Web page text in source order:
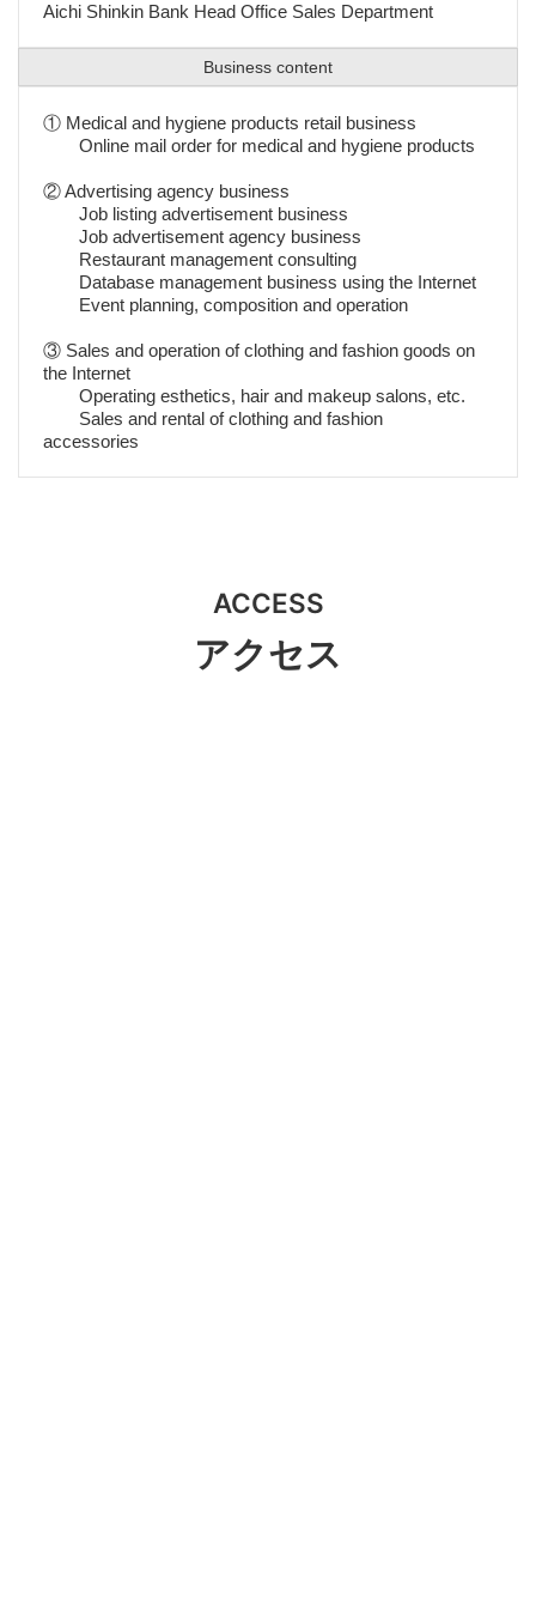
Aichi Shinkin Bank Head Office Sales Department
Business content
① Medical and hygiene products retail business
Online mail order for medical and hygiene products
② Advertising agency business
Job listing advertisement business
Job advertisement agency business
Restaurant management consulting
Database management business using the Internet
Event planning, composition and operation
③ Sales and operation of clothing and fashion goods on
the Internet
Operating esthetics, hair and makeup salons, etc.
Sales and rental of clothing and fashion
accessories
ACCESS
アクセス